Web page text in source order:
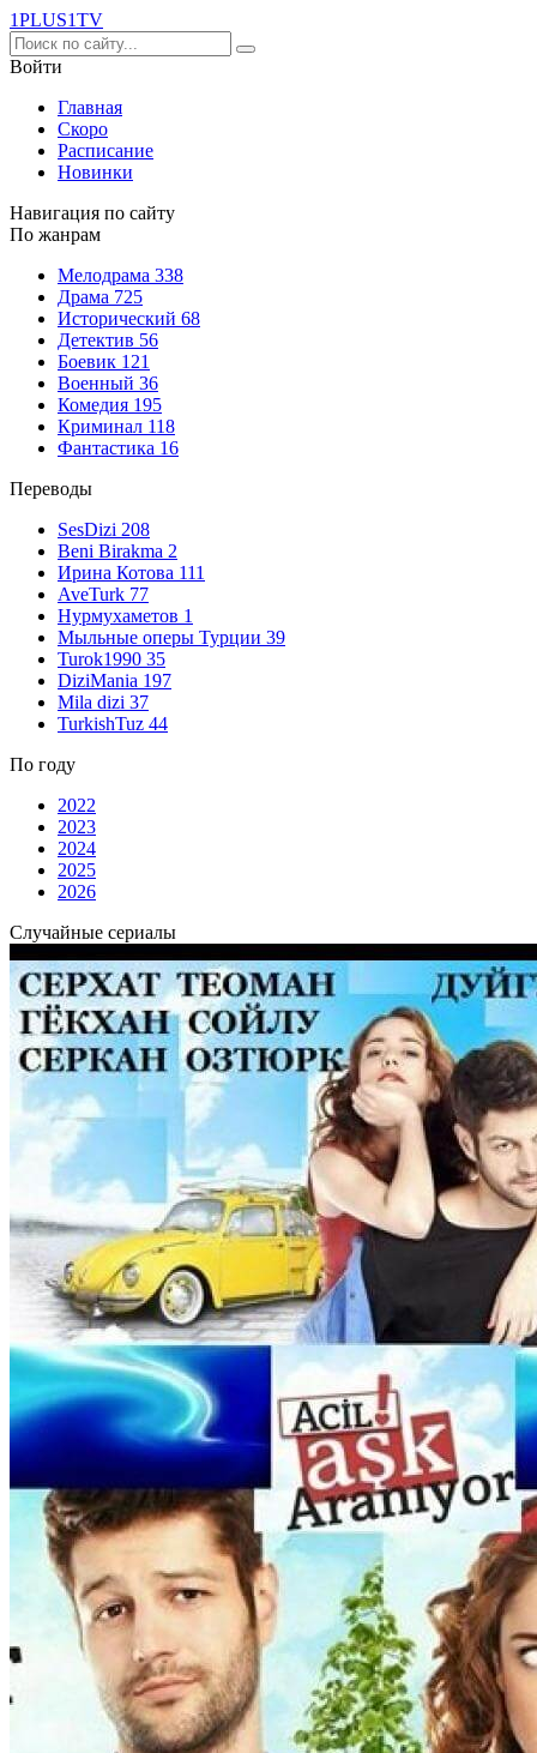
1PLUS1TV
Войти
Главная
Скоро
Расписание
Новинки
Навигация по сайту
По жанрам
Мелодрама 338
Драма 725
Исторический 68
Детектив 56
Боевик 121
Военный 36
Комедия 195
Криминал 118
Фантастика 16
Переводы
SesDizi 208
Beni Birakma 2
Ирина Котова 111
AveTurk 77
Нурмухаметов 1
Мыльные оперы Турции 39
Turok1990 35
DiziMania 197
Mila dizi 37
TurkishTuz 44
По году
2022
2023
2024
2025
2026
Случайные сериалы